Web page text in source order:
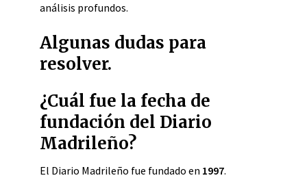
análisis profundos.
Algunas dudas para
resolver.
¿Cuál fue la fecha de
fundación del Diario
Madrileño?
El Diario Madrileño fue fundado en 1997.